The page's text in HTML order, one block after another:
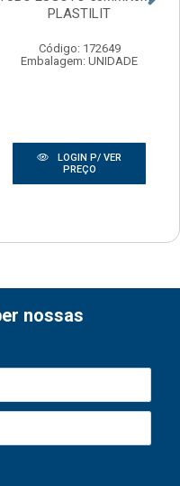
PLASTILIT
Código: 172649
Embalagem: UNIDADE
LOGIN P/ VER
PREÇO
nossas